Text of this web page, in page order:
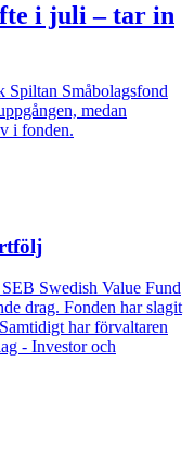
i juli – tar in
Småbolagsfond
medan
i fonden.
Swedish Value Fund
drag. Fonden har slagit
har förvaltaren
- Investor och